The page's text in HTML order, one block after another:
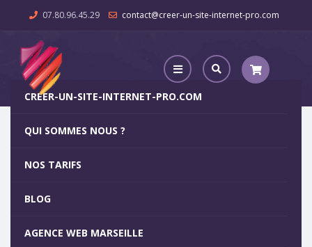
07.80.96.45.29 contact@creer-un-site-internet-pro.com
CREER-UN-SITE-INTERNET-PRO.COM
QUI SOMMES NOUS ?
NOS TARIFS
BLOG
AGENCE WEB MARSEILLE
Agence Web Couzon
5
Votre site internet pour 29€